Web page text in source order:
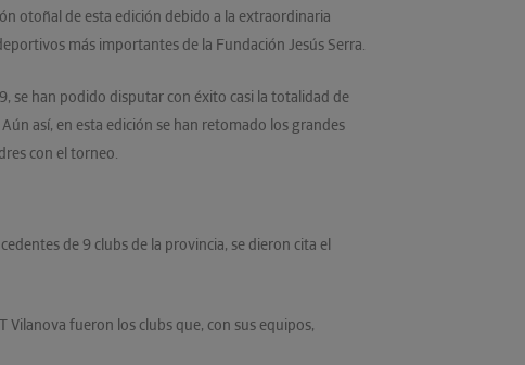
otoñal de esta edición debido a la extraordinaria
más importantes de la Fundación Jesús Serra.
se han podido disputar con éxito casi la totalidad de
así, en esta edición se han retomado los grandes
con el torneo.
de 9 clubs de la provincia, se dieron cita el
Vilanova fueron los clubs que, con sus equipos,